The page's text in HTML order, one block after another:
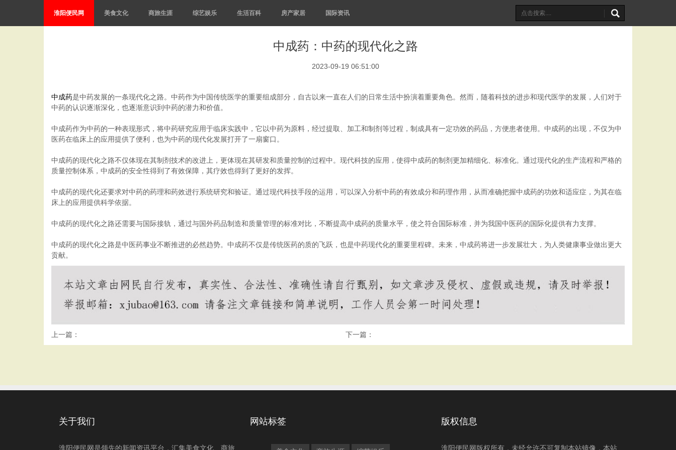
淮阳便民网 美食文化 商旅生涯 综艺娱乐 生活百科 房产家居 国际资讯
中成药：中药的现代化之路
2023-09-19 06:51:00
中成药是中药发展的一条现代化之路。中药作为中国传统医学的重要组成部分，自古以来一直在人们的日常生活中扮演着重要角色。然而，随着科技的进步和现代医学的发展，人们对于
中药的认识逐渐深化，也逐渐意识到中药的潜力和价值。
中成药作为中药的一种表现形式，将中药研究应用于临床实践中，它以中药为原料，经过提取、加工和制剂等过程，制成具有一定功效的药品，方便患者使用。中成药的出现，不仅为中
医药在临床上的应用提供了便利，也为中药的现代化发展打开了一扇窗口。
中成药的现代化之路不仅体现在其制剂技术的改进上，更体现在其研发和质量控制的过程中。现代科技的应用，使得中成药的制剂更加精细化、标准化。通过现代化的生产流程和严格的
质量控制体系，中成药的安全性得到了有效保障，其疗效也得到了更好的发挥。
中成药的现代化还要求对中药的药理和药效进行系统研究和验证。通过现代科技手段的运用，可以深入分析中药的有效成分和药理作用，从而准确把握中成药的功效和适应症，为其在临
床上的应用提供科学依据。
中成药的现代化之路还需要与国际接轨，通过与国外药品制造和质量管理的标准对比，不断提高中成药的质量水平，使之符合国际标准，并为我国中医药的国际化提供有力支撑。
中成药的现代化之路是中医药事业不断推进的必然趋势。中成药不仅是传统医药的质的飞跃，也是中药现代化的重要里程碑。未来，中成药将进一步发展壮大，为人类健康事业做出更大
贡献。
上一篇： 下一篇：
关于我们
淮阳便民网是领先的新闻资讯平台，汇集美食文化、商旅
网站标签 版权信息
淮阳便民网版权所有，未经允许不可复制本站镜像，本站